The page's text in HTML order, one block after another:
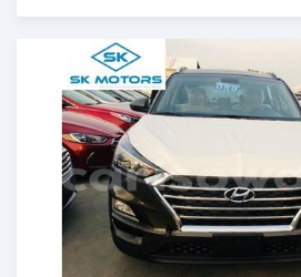
Publié il y a presque 6 ans